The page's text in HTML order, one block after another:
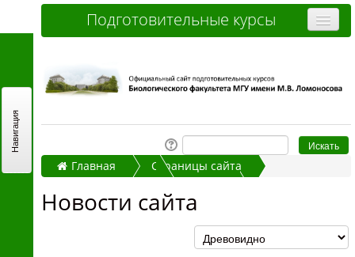
Подготовительные курсы
Дистанционные курсы
Как записаться и оплатить
Контакты
Часто задаваемые вопросы
Главная
Страницы сайта
День открытых дверей в МГУ
Новости сайта
Навигация